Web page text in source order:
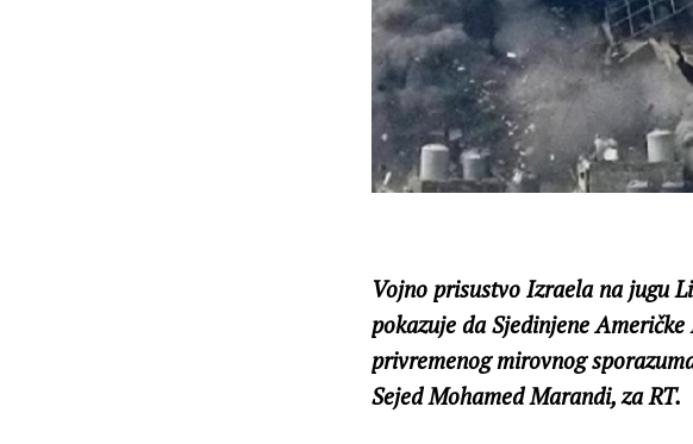
Vojno prisustvo Izraela na jugu
pokazuje da Sjedinjene
privremenog mirovnog
Sejed Mohamed Marandi, za RT.